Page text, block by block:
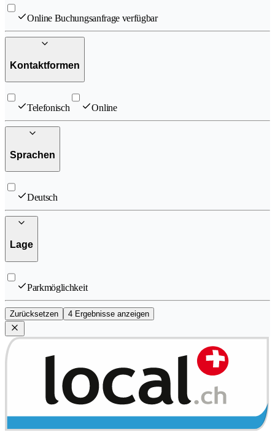
Online Buchungsanfrage verfügbar
Kontaktformen
Telefonisch Online
Sprachen
Deutsch
Lage
Parkmöglichkeit
Zurücksetzen 4 Ergebnisse anzeigen